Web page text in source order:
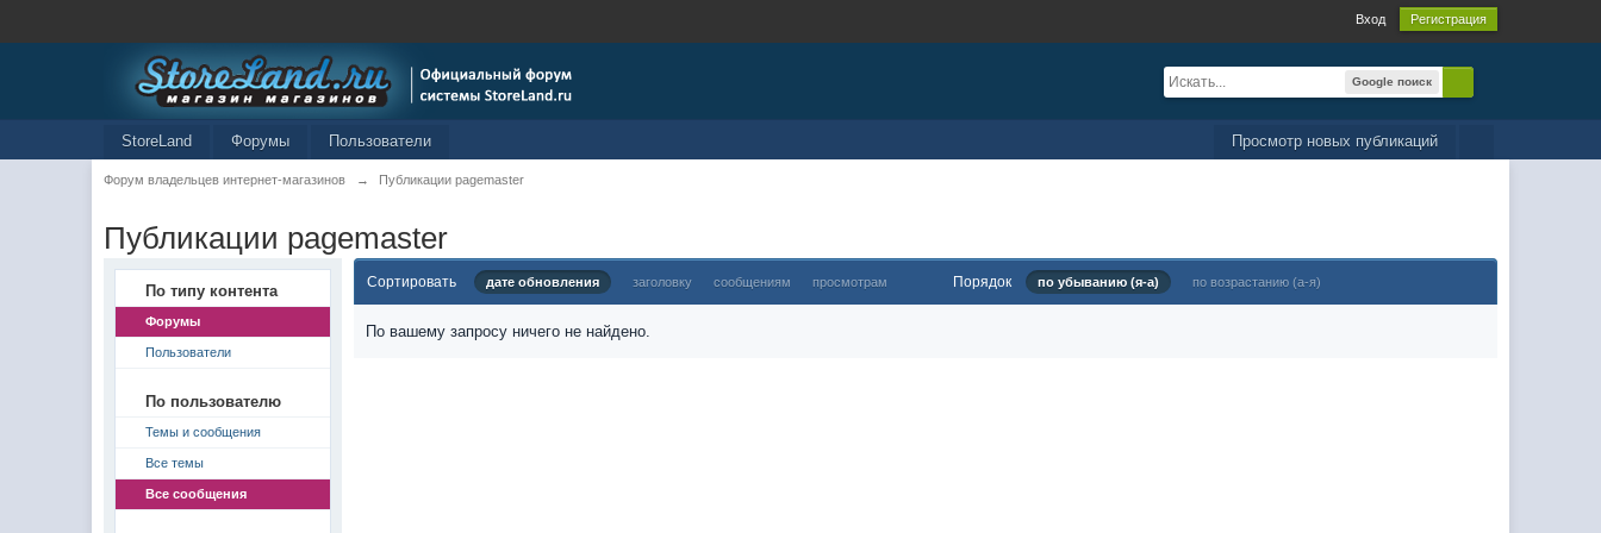
Вход Регистрация
Google поиск
Просмотр новых публикаций
StoreLand Форумы Пользователи
Форум владельцев интернет-магазинов → Публикации pagemaster
Публикации pagemaster
По типу контента
Форумы
Пользователи
По пользователю
Темы и сообщения
Все темы
Все сообщения
Сортировать дате обновления заголовку сообщениям просмотрам Порядок по убыванию (я-а) по возрастанию (а-я)
По вашему запросу ничего не найдено.